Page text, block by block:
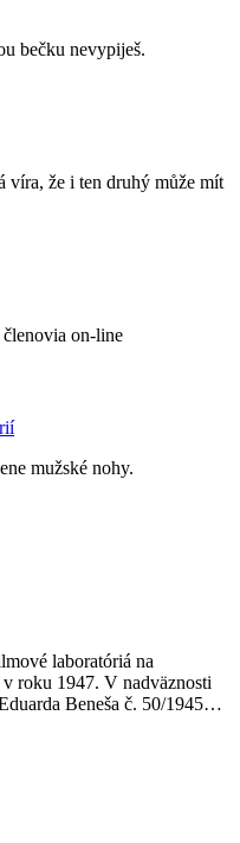
bečku nevypiješ.
víra, že i ten druhý může mít
on-line
mužské nohy.
laboratóriá na
roku 1947. V nadväznosti
Beneša č. 50/1945…